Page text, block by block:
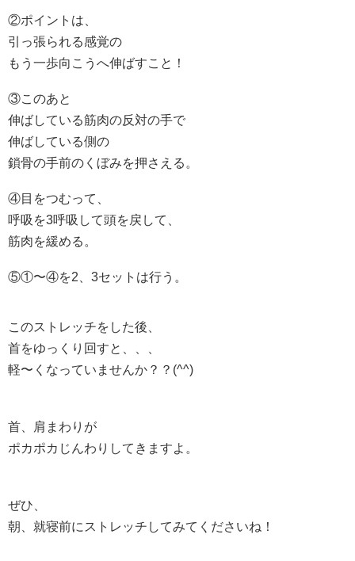
②ポイントは、
引っ張られる感覚の
もう一歩向こうへ伸ばすこと！
③このあと
伸ばしている筋肉の反対の手で
伸ばしている側の
鎖骨の手前のくぼみを押さえる。
④目をつむって、
呼吸を3呼吸して頭を戻して、
筋肉を緩める。
⑤①〜④を2、3セットは行う。
このストレッチをした後、
首をゆっくり回すと、、、
軽〜くなっていませんか？？(^^)
首、肩まわりが
ポカポカじんわりしてきますよ。
ぜひ、
朝、就寝前にストレッチしてみてくださいね！